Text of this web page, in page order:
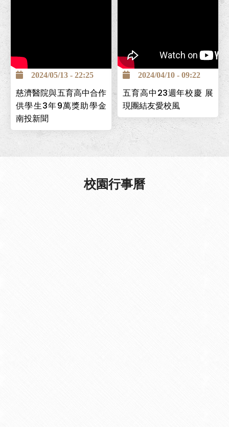
南投巿五育高中為全國第一
個創立的照顧服務科，為讓
學生能安心求學，並保障畢
業後有穩定工作，與台中慈
濟醫院簽署「攜手高昇獎助
學金」計畫，提供學生高中
在校期間3年9萬元，且畢業
後可至台中慈濟醫院工作。
2024/05/13 - 22:25
慈濟醫院與五育高中合作
供學生3年9萬獎助學金
南投新聞
2024/04/10 - 09:22
五育高中23週年校慶 展
現團結友愛校風
校園行事曆